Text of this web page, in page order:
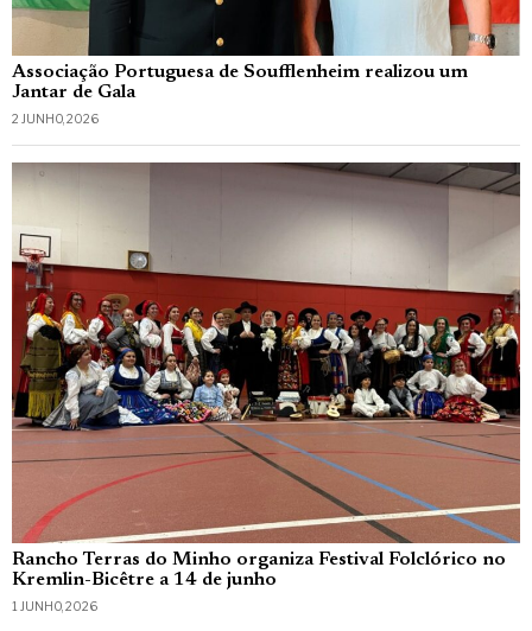
Associação Portuguesa de Soufflenheim realizou um
Jantar de Gala
2 JUNHO, 2026
Rancho Terras do Minho organiza Festival Folclórico no
Kremlin-Bicêtre a 14 de junho
1 JUNHO, 2026